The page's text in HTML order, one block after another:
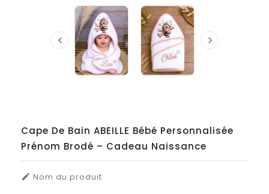
 
Cape De Bain ABEILLE Bébé Personnalisée
Prénom Brodé – Cadeau Naissance
 Nom du produit